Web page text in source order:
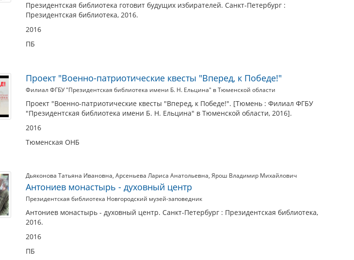
Президентская библиотека готовит будущих избирателей. Санкт-Петербург :
Президентская библиотека, 2016.
2016
ПБ
Проект "Военно-патриотические квесты "Вперед, к Победе!"
Филиал ФГБУ "Президентская библиотека имени Б. Н. Ельцина" в Тюменской области
Проект "Военно-патриотические квесты "Вперед, к Победе!". [Тюмень : Филиал ФГБУ
"Президентская библиотека имени Б. Н. Ельцина" в Тюменской области, 2016].
2016
Тюменская ОНБ
Дьяконова Татьяна Ивановна, Арсеньева Лариса Анатольевна, Ярош Владимир Михайлович
Антониев монастырь - духовный центр
Президентская библиотека Новгородский музей-заповедник
Антониев монастырь - духовный центр. Санкт-Петербург : Президентская библиотека,
2016.
2016
ПБ